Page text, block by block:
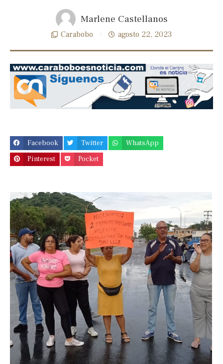
Marlene Castellanos
Carabobo agosto 22, 2023
Previous
slide
Next
slide
Facebook Twitter
WhatsApp
Pinterest
Pocket